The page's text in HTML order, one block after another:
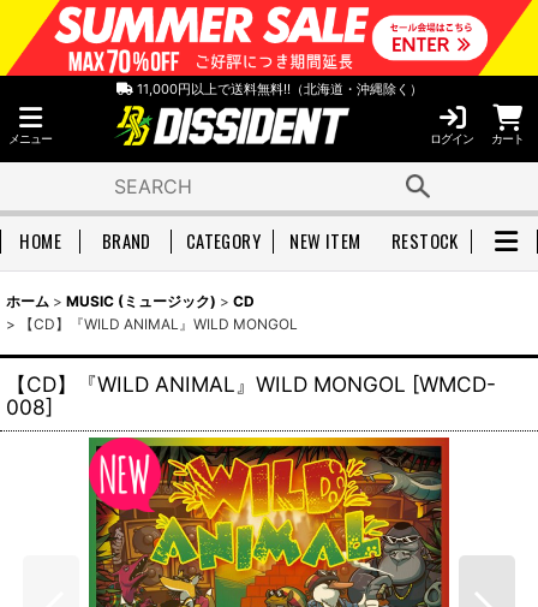
11,000円以上で送料無料!!（北海道・沖縄除く）
メニュー ログイン カート
HOME BRAND CATEGORY NEW ITEM RESTOCK
ホーム > MUSIC (ミュージック) > CD
>
【CD】『WILD ANIMAL』WILD MONGOL
【CD】『WILD ANIMAL』WILD MONGOL [WMCD-
008]